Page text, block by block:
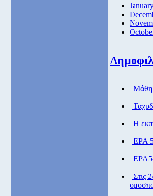
Η
ΕΡΑ
ΕΡΑ5-
Στις